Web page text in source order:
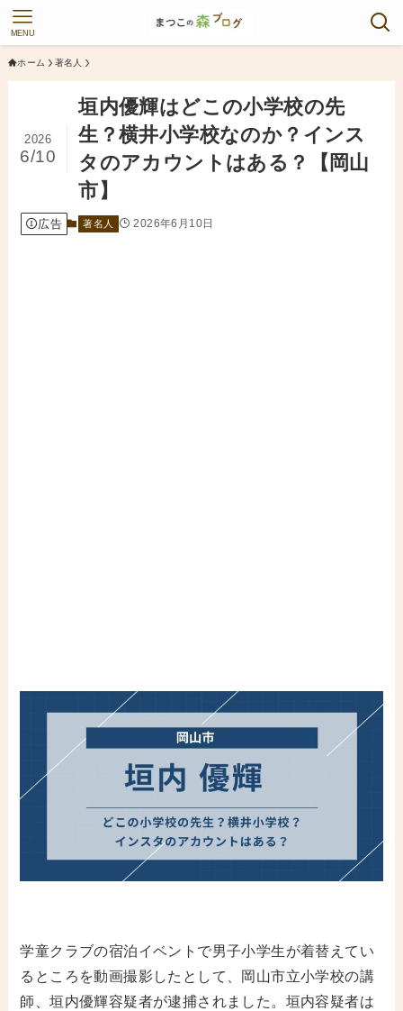
MENU
ホーム 著名人
垣内優輝はどこの小学校の先
生？横井小学校なのか？インス
タのアカウントはある？【岡山
市】
2026
6/10
広告 著名人 2026年6月10日
学童クラブの宿泊イベントで男子小学生が着替えてい
るところを動画撮影したとして、岡山市立小学校の講
師、垣内優輝容疑者が逮捕されました。垣内容疑者は